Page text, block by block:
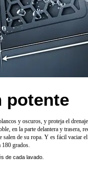
potente
y oscuros, y proteja el
en la parte delantera y trasera,
salen de su ropa. Y es fácil vaciar
180 grados.
de cada lavado.